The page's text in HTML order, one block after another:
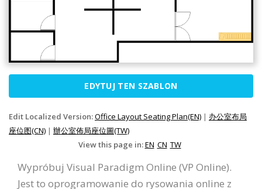
EDYTUJ TEN SZABLON
Edit Localized Version:Office Layout Seating Plan(EN) | 办公室布局
座位图(CN) | 辦公室佈局座位圖(TW)
View this page in:EN CN TW
Wypróbuj Visual Paradigm Online (VP Online).
Jest to oprogramowanie do rysowania online z